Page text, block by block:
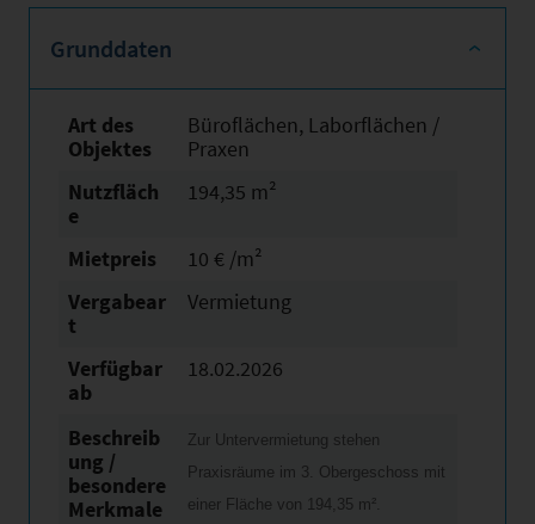
Grunddaten
Art des
Objektes
Büroflächen, Laborflächen /
Praxen
Nutzfläch
e
194,35 m²
Mietpreis
10 € /m²
Vergabear
t
Vermietung
Verfügbar
ab
18.02.2026
Beschreib
ung /
besondere
Merkmale
Zur Untervermietung stehen
Praxisräume im 3. Obergeschoss mit
einer Fläche von 194,35 m².